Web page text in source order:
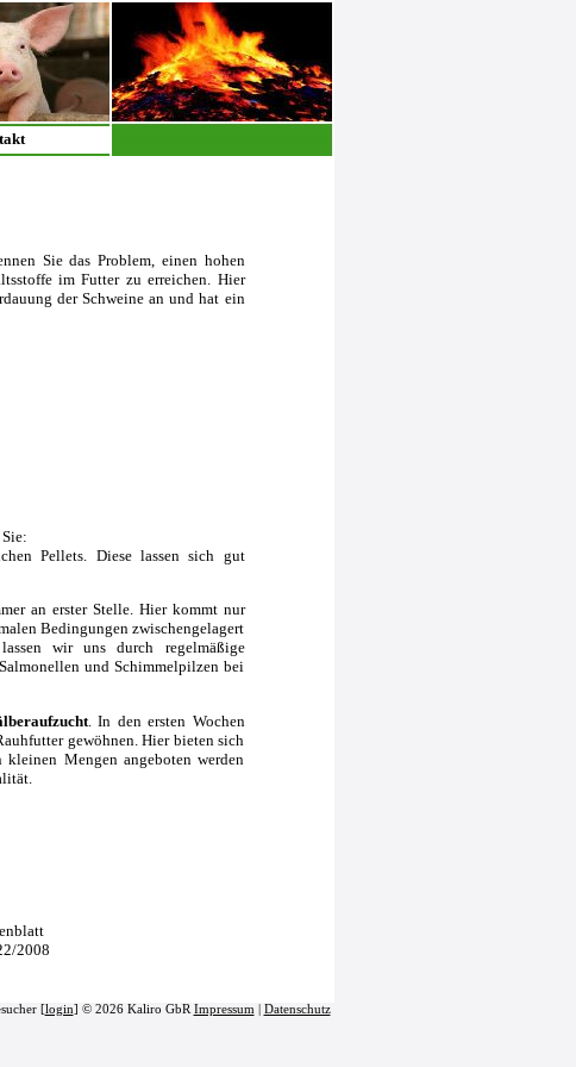
Sie das Problem, einen hohen
im Futter zu erreichen. Hier
der Schweine an und hat ein
Pellets. Diese lassen sich gut
an erster Stelle. Hier kommt nur
Bedingungen zwischengelagert
wir uns durch regelmäßige
und Schimmelpilzen bei
. In den ersten Wochen
gewöhnen. Hier bieten sich
Mengen angeboten werden
2008
[login] © 2026 Kaliro GbR Impressum Datenschutz